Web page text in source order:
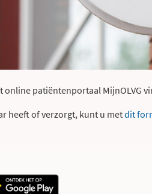
online patiëntenportaal MijnOLVG
heeft of verzorgt, kunt u metdit